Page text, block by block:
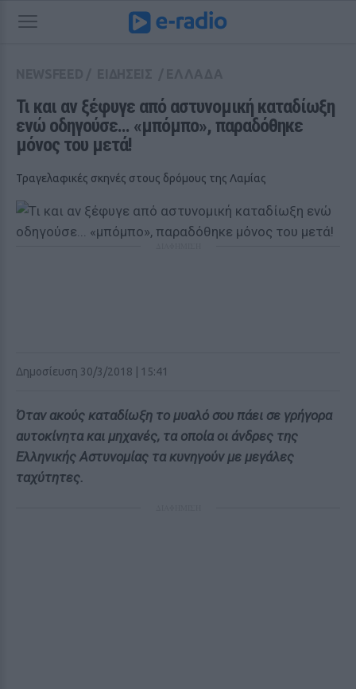
Τι και αν ξέφυγε από αστυνομική καταδίωξη
ενώ οδηγούσε... «μπόμπο», παραδόθηκε
μόνος του μετά!
Τραγελαφικές σκηνές στους δρόμους της Λαμίας
Δημοσίευση 30/3/2018 | 15:41
Όταν ακούς καταδίωξη το μυαλό σου πάει σε γρήγορα
αυτοκίνητα και μηχανές, τα οποία οι άνδρες της
Ελληνικής Αστυνομίας τα κυνηγούν με μεγάλες
ταχύτητες.